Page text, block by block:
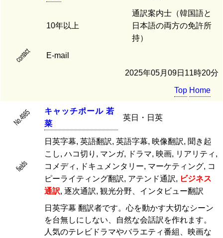
10年以上
通訳案内士（韓国語と
日本語の両方の免許所
持）
contact E-mail
2025年05月09日11時20分
Top Home
No.4985 キ ャ ッチポール 若
菜
英日・日英
fields
日英字幕, 英語翻訳, 英語字幕, 映像翻訳, 聞き起
こし, ハコ切り, マンガ, ドラマ, 映画, リアリティ,
コメディ, ドキュメンタリー, マーケティング, コ
ピーライティング翻訳, アテンド通訳, ビジネス
通訳, 逐次通訳, 観光分野、インタビュー翻訳
日英字幕 翻訳者です。心を動かす大切なシーン
を台無しにしない、自然な会話訳を作れます。
人気のテレビドラマやバラエティ番組、映画な